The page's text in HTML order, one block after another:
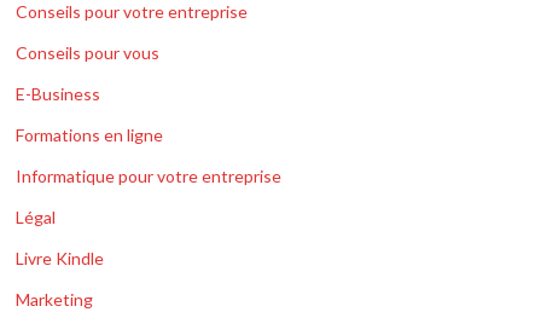
Conseils pour votre entreprise
Conseils pour vous
E-Business
Formations en ligne
Informatique pour votre entreprise
Légal
Livre Kindle
Marketing